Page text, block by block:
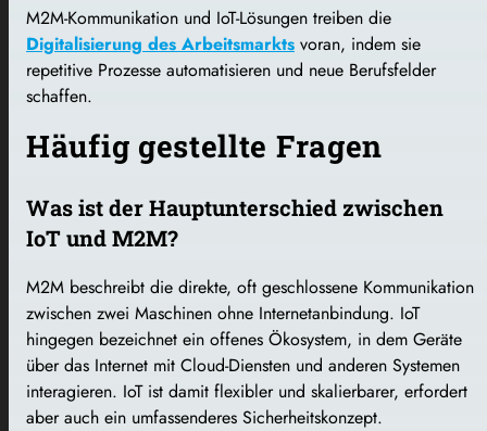
M2M-Kommunikation und IoT-Lösungen treiben die
Digitalisierung des Arbeitsmarkts voran, indem sie
repetitive Prozesse automatisieren und neue Berufsfelder
schaffen.
Häufig gestellte Fragen
Was ist der Hauptunterschied zwischen
IoT und M2M?
M2M beschreibt die direkte, oft geschlossene Kommunikation
zwischen zwei Maschinen ohne Internetanbindung. IoT
hingegen bezeichnet ein offenes Ökosystem, in dem Geräte
über das Internet mit Cloud-Diensten und anderen Systemen
interagieren. IoT ist damit flexibler und skalierbarer, erfordert
aber auch ein umfassenderes Sicherheitskonzept.